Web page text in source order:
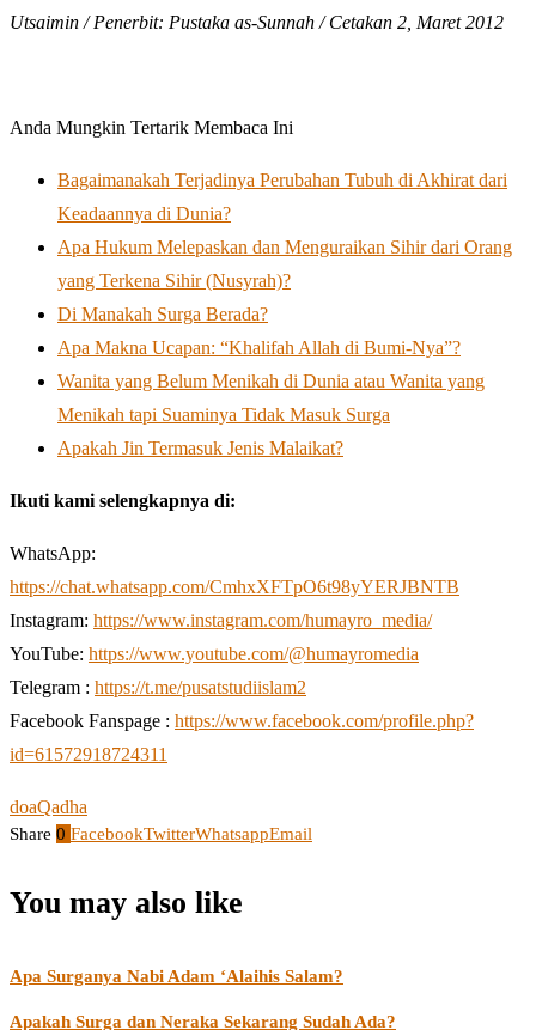
Utsaimin / Penerbit: Pustaka as-Sunnah / Cetakan 2, Maret 2012
Anda Mungkin Tertarik Membaca Ini
Bagaimanakah Terjadinya Perubahan Tubuh di Akhirat dari
Keadaannya di Dunia?
Apa Hukum Melepaskan dan Menguraikan Sihir dari Orang
yang Terkena Sihir (Nusyrah)?
Di Manakah Surga Berada?
Apa Makna Ucapan: “Khalifah Allah di Bumi-Nya”?
Wanita yang Belum Menikah di Dunia atau Wanita yang
Menikah tapi Suaminya Tidak Masuk Surga
Apakah Jin Termasuk Jenis Malaikat?
Ikuti kami selengkapnya di:
WhatsApp:
https://chat.whatsapp.com/CmhxXFTpO6t98yYERJBNTB
Instagram: https://www.instagram.com/humayro_media/
YouTube: https://www.youtube.com/@humayromedia
Telegram : https://t.me/pusatstudiislam2
Facebook Fanspage : https://www.facebook.com/profile.php?
id=61572918724311
doaQadha
Share 0 FacebookTwitterWhatsappEmail
You may also like
Apa Surganya Nabi Adam ‘Alaihis Salam?
Apakah Surga dan Neraka Sekarang Sudah Ada?